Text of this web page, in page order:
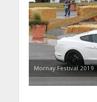
Mornay Festival 2019